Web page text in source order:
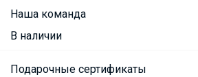
Наша команда
В наличии
Подарочные сертификаты